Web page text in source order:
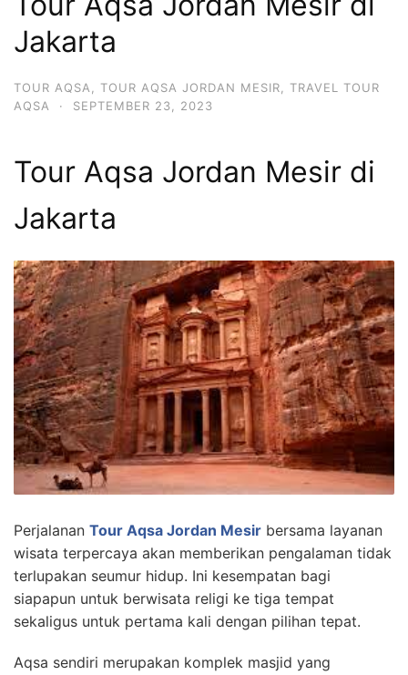
Jakarta
TOUR AQSA, TOUR AQSA JORDAN MESIR, TRAVEL TOUR
AQSA
· SEPTEMBER 23, 2023
Tour Aqsa Jordan Mesir di
Jakarta
Perjalanan Tour Aqsa Jordan Mesir bersama layanan
wisata terpercaya akan memberikan pengalaman tidak
terlupakan seumur hidup. Ini kesempatan bagi
siapapun untuk berwisata religi ke tiga tempat
sekaligus untuk pertama kali dengan pilihan tepat.
Aqsa sendiri merupakan komplek masjid yang